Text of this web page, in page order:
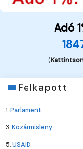
Adó
(Kattintson
Felkapott
1.Parlament
3.Kozármisleny
5.USAID